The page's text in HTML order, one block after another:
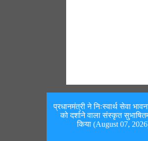
प्रधानमंत्री ने निःस्वार्थ सेवा
को दर्शाने वाला संस्कृत
किया (August 07,